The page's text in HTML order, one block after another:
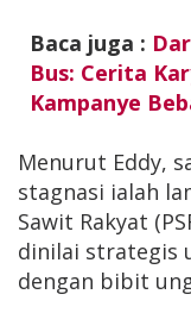
Baca juga :
Bus: Cerita
Kampanye
Menurut Eddy,
stagnasi ialah
Sawit Rakyat
dinilai strategis
dengan bibit